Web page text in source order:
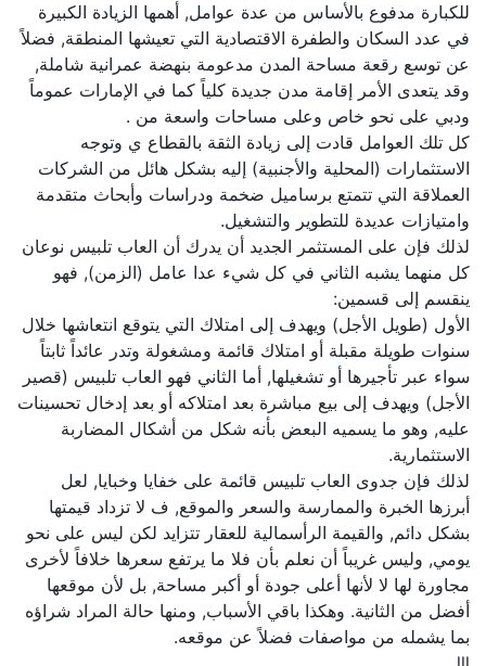
للكبارة مدفوع بالأساس من عدة عوامل, أهمها الزيادة الكبيرة
في عدد السكان والطفرة الاقتصادية التي تعيشها المنطقة, فضلاً
عن توسع رقعة مساحة المدن مدعومة بنهضة عمرانية شاملة,
وقد يتعدى الأمر إقامة مدن جديدة كلياً كما في الإمارات عموماً
ودبي على نحو خاص وعلى مساحات واسعة من .
كل تلك العوامل قادت إلى زيادة الثقة بالقطاع ي وتوجه
الاستثمارات (المحلية والأجنبية) إليه بشكل هائل من الشركات
العملاقة التي تتمتع برساميل ضخمة ودراسات وأبحاث متقدمة
وامتيازات عديدة للتطوير والتشغيل.
لذلك فإن على المستثمر الجديد أن يدرك أن العاب تلبيس نوعان
كل منهما يشبه الثاني في كل شيء عدا عامل (الزمن), فهو
ينقسم إلى قسمين:
الأول (طويل الأجل) ويهدف إلى امتلاك التي يتوقع انتعاشها خلال
سنوات طويلة مقبلة أو امتلاك قائمة ومشغولة وتدر عائداً ثابتاً
سواء عبر تأجيرها أو تشغيلها, أما الثاني فهو العاب تلبيس (قصير
الأجل) ويهدف إلى بيع مباشرة بعد امتلاكه أو بعد إدخال تحسينات
عليه, وهو ما يسميه البعض بأنه شكل من أشكال المضاربة
الاستثمارية.
لذلك فإن جدوى العاب تلبيس قائمة على خفايا وخبايا, لعل
أبرزها الخبرة والممارسة والسعر والموقع, ف لا تزداد قيمتها
بشكل دائم, والقيمة الرأسمالية للعقار تتزايد لكن ليس على نحو
يومي, وليس غريباً أن نعلم بأن فلا ما يرتفع سعرها خلافاً لأخرى
مجاورة لها لا لأنها أعلى جودة أو أكبر مساحة, بل لأن موقعها
أفضل من الثانية. وهكذا باقي الأسباب, ومنها حالة المراد شراؤه
بما يشمله من مواصفات فضلاً عن موقعه.